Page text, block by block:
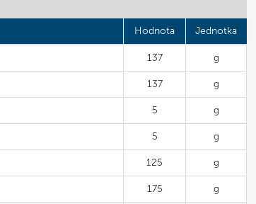
Hodnota Jednotka
137 g
137 g
5 g
5 g
125 g
175 g